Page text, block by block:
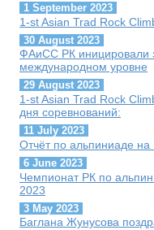
1 September 2023
1-st Asian Trad Rock
30 August 2023
ФАиСС РК иницировали
международном уровне
29 August 2023
1-st Asian Trad Rock
дня соревнований:
11 July 2023
Отчёт по альпиниаде
6 June 2023
Чемпионат РК по
2023
3 May 2023
Баглана Жунусова